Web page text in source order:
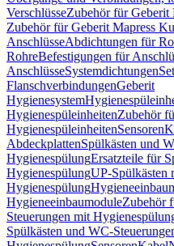
VerschlüsseZubehör für Geberit
Zubehör für Geberit Mapress
AnschlüsseAbdichtungen für
RohreBefestigungen für
AnschlüsseSystemdichtungen
FlanschverbindungenGeberit
Hygienesystem
HygienespüleinheitenZubehör
HygienespüleinheitenSensoren
AbdeckplattenSpülkästen und
HygienespülungErsatzteile für
HygienespülungUP-Spülkästen
Hygienespülung
HygieneeinbaumoduleZubehör
Steuerungen mit
Spülkästen und WC-